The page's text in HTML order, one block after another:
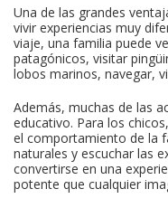
Una de las grandes
vivir experiencias muy
viaje, una familia puede
patagónicos, visitar
lobos marinos, navegar,
Además, muchas de las
educativo. Para los
el comportamiento de la
naturales y escuchar las
convertirse en una
potente que cualquier